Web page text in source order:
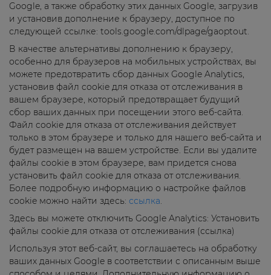
Google, а также обработку этих данных Google, загрузив
и установив дополнение к браузеру, доступное по
следующей ссылке: tools.google.com/dlpage/gaoptout.
В качестве альтернативы дополнению к браузеру,
особенно для браузеров на мобильных устройствах, вы
можете предотвратить сбор данных Google Analytics,
установив файл cookie для отказа от отслеживания в
вашем браузере, который предотвращает будущий
сбор ваших данных при посещении этого веб-сайта.
Файл cookie для отказа от отслеживания действует
только в этом браузере и только для нашего веб-сайта и
будет размещен на вашем устройстве. Если вы удалите
файлы cookie в этом браузере, вам придется снова
установить файл cookie для отказа от отслеживания.
Более подробную информацию о настройке файлов
cookie можно найти здесь: ссылка.
Здесь вы можете отключить Google Analytics: Установить
файлы cookie для отказа от отслеживания (ссылка)
Используя этот веб-сайт, вы соглашаетесь на обработку
ваших данных Google в соответствии с описанным выше